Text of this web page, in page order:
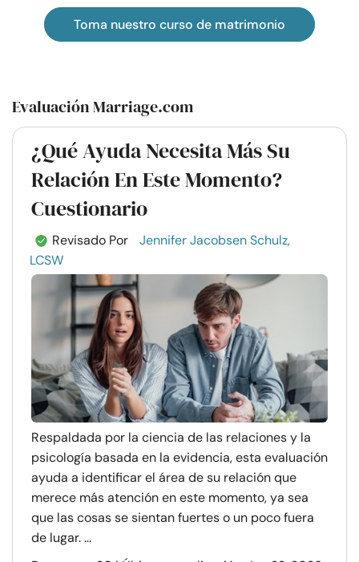
Toma nuestro curso de matrimonio
Evaluación Marriage.com
¿Qué Ayuda Necesita Más Su
Relación En Este Momento?
Cuestionario
Revisado Por
Jennifer Jacobsen Schulz,
LCSW
Respaldada por la ciencia de las relaciones y la
psicología basada en la evidencia, esta evaluación
ayuda a identificar el área de su relación que
merece más atención en este momento, ya sea
que las cosas se sientan fuertes o un poco fuera
de lugar. ...